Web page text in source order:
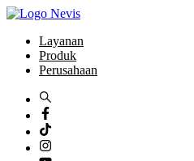
Layanan
Produk
Perusahaan